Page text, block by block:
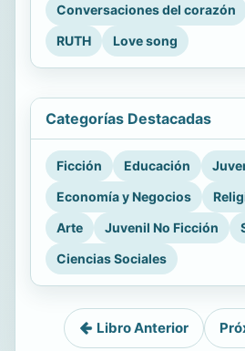
Conversaciones del corazón
RUTH
Love song
Categorías Destacadas
Ficción Educación
Economía y Negocios
Arte
Juvenil No Ficción
Ciencias Sociales
Libro Anterior